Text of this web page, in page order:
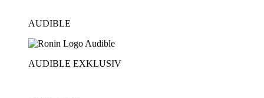
AUDIBLE
AUDIBLE EXKLUSIV